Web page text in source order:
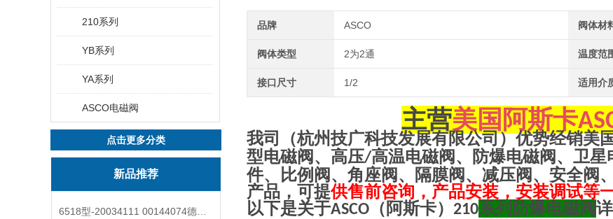
210系列
YB系列
YA系列
ASCO电磁阀
点击更多分类
新品推荐
品牌 ASCO 阀体材
阀体类型 2为2通 温度范
接口尺寸 1/2 适用介
主营美国阿斯卡
我司（杭州技广科技发展有限公司）优势经销美
型电磁阀、高压/高温电磁阀、防爆电磁阀、卫
件、比例阀、角座阀、隔膜阀、减压阀、安全阀
产品，可提供售前咨询，产品安装，安装调试等
以下是关于ASCO （阿斯卡） 210系列防爆电磁阀